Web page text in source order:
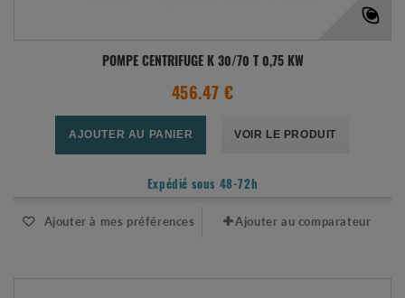
POMPE CENTRIFUGE K 30/70 T 0,75 KW
456.47 €
AJOUTER AU PANIER VOIR LE PRODUIT
Expédié sous 48-72h
Ajouter à mes préférences Ajouter au comparateur